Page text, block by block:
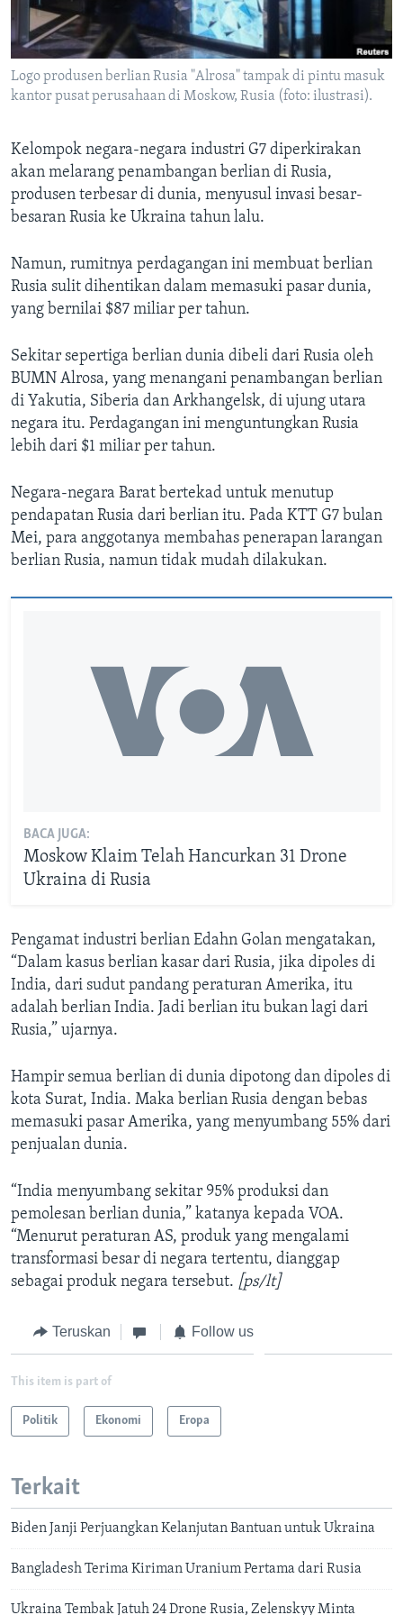
Logo produsen berlian Rusia "Alrosa" tampak di pintu masuk
kantor pusat perusahaan di Moskow, Rusia (foto: ilustrasi).
Kelompok negara-negara industri G7 diperkirakan
akan melarang penambangan berlian di Rusia,
produsen terbesar di dunia, menyusul invasi besar-
besaran Rusia ke Ukraina tahun lalu.
Namun, rumitnya perdagangan ini membuat berlian
Rusia sulit dihentikan dalam memasuki pasar dunia,
yang bernilai $87 miliar per tahun.
Sekitar sepertiga berlian dunia dibeli dari Rusia oleh
BUMN Alrosa, yang menangani penambangan berlian
di Yakutia, Siberia dan Arkhangelsk, di ujung utara
negara itu. Perdagangan ini menguntungkan Rusia
lebih dari $1 miliar per tahun.
Negara-negara Barat bertekad untuk menutup
pendapatan Rusia dari berlian itu. Pada KTT G7 bulan
Mei, para anggotanya membahas penerapan larangan
berlian Rusia, namun tidak mudah dilakukan.
BACA JUGA:
Moskow Klaim Telah Hancurkan 31 Drone
Ukraina di Rusia
Pengamat industri berlian Edahn Golan mengatakan,
“Dalam kasus berlian kasar dari Rusia, jika dipoles di
India, dari sudut pandang peraturan Amerika, itu
adalah berlian India. Jadi berlian itu bukan lagi dari
Rusia,” ujarnya.
Hampir semua berlian di dunia dipotong dan dipoles di
kota Surat, India. Maka berlian Rusia dengan bebas
memasuki pasar Amerika, yang menyumbang 55% dari
penjualan dunia.
“India menyumbang sekitar 95% produksi dan
pemolesan berlian dunia,” katanya kepada VOA.
“Menurut peraturan AS, produk yang mengalami
transformasi besar di negara tertentu, dianggap
sebagai produk negara tersebut. [ps/lt]
Teruskan Follow us
This item is part of
Politik Ekonomi Eropa
Terkait
Biden Janji Perjuangkan Kelanjutan Bantuan untuk Ukraina
Bangladesh Terima Kiriman Uranium Pertama dari Rusia
Ukraina Tembak Jatuh 24 Drone Rusia, Zelenskyy Minta